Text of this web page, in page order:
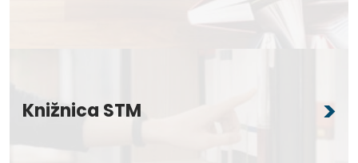
Knižnica STM